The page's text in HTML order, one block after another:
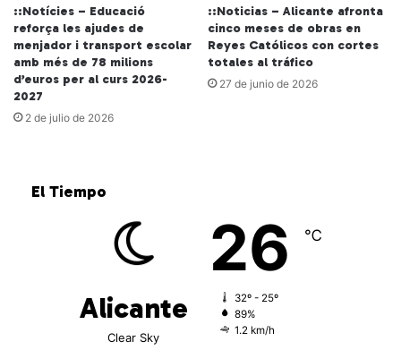
::Notícies – Educació
reforça les ajudes de
menjador i transport escolar
amb més de 78 milions
d’euros per al curs 2026-
2027
2 de julio de 2026
::Noticias – Alicante afronta
cinco meses de obras en
Reyes Católicos con cortes
totales al tráfico
27 de junio de 2026
El Tiempo
Alicante
Clear Sky
26 ℃
32º - 25º
89%
1.2 km/h